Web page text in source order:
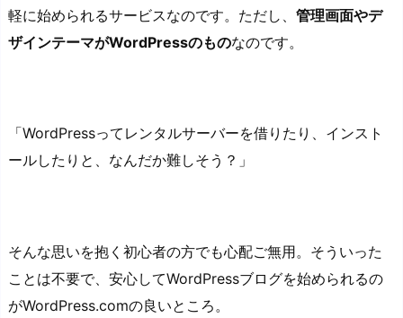
軽に始められるサービスなのです。ただし、 管理画面やデ
ザインテーマがWordPressのものなのです。
「WordPressってレンタルサーバーを借りたり、インスト
ールしたりと、なんだか難しそう？」
そんな思いを抱く初心者の方でも心配ご無用。そういった
ことは不要で、安心してWordPressブログを始められるの
がWordPress.comの良いところ。